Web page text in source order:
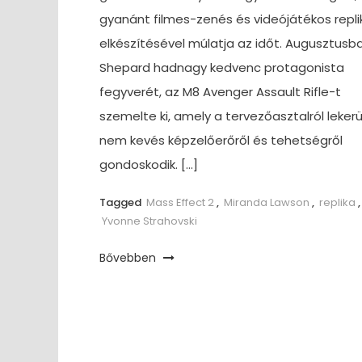
gyanánt filmes-zenés és videójátékos
elkészítésével múlatja az időt.
Shepard hadnagy kedvenc protagonista
fegyverét, az M8 Avenger Assault Rifle-t
szemelte ki, amely a tervezőasztalról
nem kevés képzelőerőről és tehetségről
gondoskodik. […]
Tagged Mass Effect 2, Miranda Lawson , replika ,
Yvonne Strahovski
Bővebben